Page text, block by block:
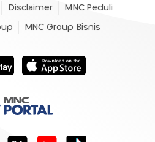
Disclaimer MNC Peduli
MNC Group Bisnis